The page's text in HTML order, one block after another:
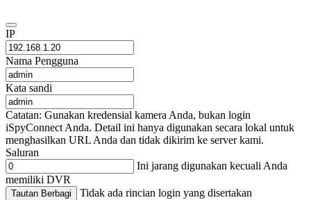
IP
Nama Pengguna
Kata sandi
Catatan: Gunakan kredensial kamera Anda, bukan login
iSpyConnect Anda. Detail ini hanya digunakan secara lokal untuk
menghasilkan URL Anda dan tidak dikirim ke server kami.
Saluran
Ini jarang digunakan kecuali Anda
memiliki DVR
Tautan Berbagi Tidak ada rincian login yang disertakan